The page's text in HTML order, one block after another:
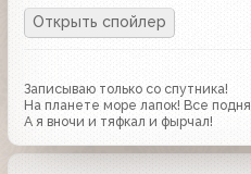
Записываю только со спутника!
На планете море лапок! Все
А я вночи и тяфкал и фырчал!